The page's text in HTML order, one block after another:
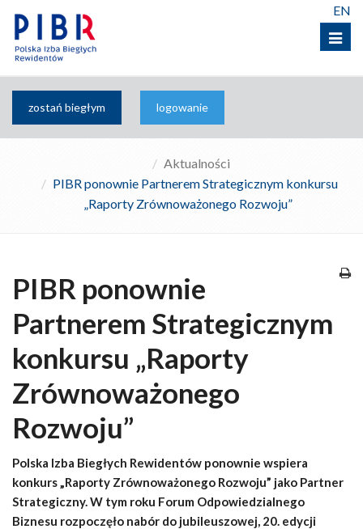
Menu
EN
zostań biegłym logowanie
Aktualności
PIBR ponownie Partnerem Strategicznym konkursu
„Raporty Zrównoważonego Rozwoju”
PIBR ponownie
Partnerem Strategicznym
konkursu „Raporty
Zrównoważonego
Rozwoju”
Polska Izba Biegłych Rewidentów ponownie wspiera
konkurs „Raporty Zrównoważonego Rozwoju” jako Partner
Strategiczny. W tym roku Forum Odpowiedzialnego
Biznesu rozpoczęło nabór do jubileuszowej, 20. edycji